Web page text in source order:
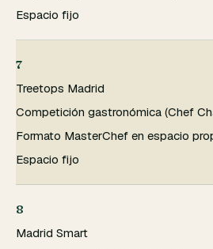
Espacio fijo
7
Treetops Madrid
Competición gastronómica (Chef
Formato MasterChef en espacio
Espacio fijo
8
Madrid Smart